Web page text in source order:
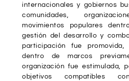
internacionales y gobiernos
comunidades,
movimientos populares
gestión del desarrollo y
participación fue promovida,
dentro de marcos
organización fue estimulada,
objetivos compatibles